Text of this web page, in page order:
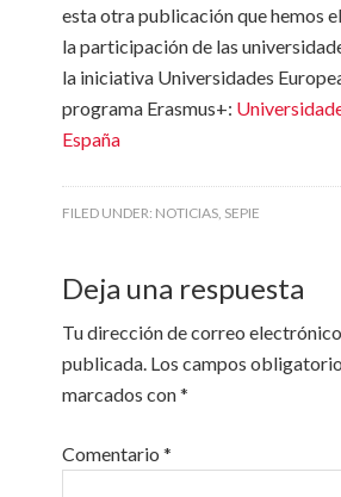
esta otra publicación que hemos
la participación de las
la iniciativa Universidades
programa Erasmus+:
España
FILED UNDER: NOTICIAS, SEPIE
Deja una respuesta
Tu dirección de correo
publicada. Los campos
marcados con*
Comentario*